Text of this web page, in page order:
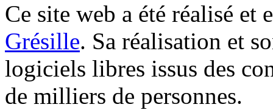
Ce site web a été réalisé et
Grésille. Sa réalisation et
logiciels libres issus des
de milliers de personnes.